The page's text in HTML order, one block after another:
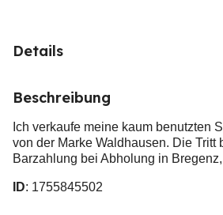
Details
Beschreibung
Ich verkaufe meine kaum benutzten
von der Marke Waldhausen. Die Tritt
Barzahlung bei Abholung in
ID: 1755845502